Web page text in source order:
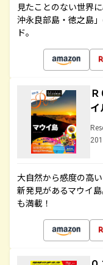
見たことのない世界
沖永良部島・徳之島
ド。
大自然から感度の高
新発見があるマウイ
も満載！